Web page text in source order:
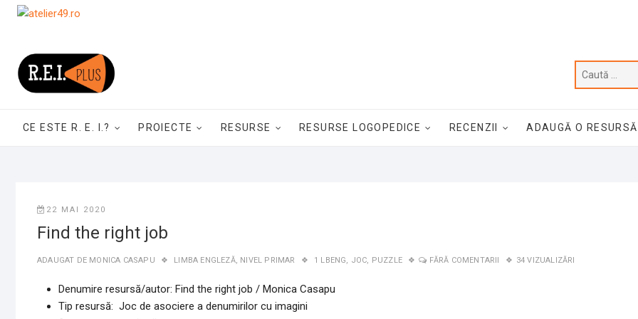
Skip
CE ESTE R. E. I.? PROIECTE RESURSE RESURSE LOGOPEDICE RECENZII ADAUGĂ O RESURSĂ
22 MAI 2020
Find the right job
ADAUGAT DE MONICA CASAPU LIMBA ENGLEZĂ, NIVEL PRIMAR 1 LBENG, JOC, PUZZLE FĂRĂ COMENTARII 34 VIZUALIZĂRI
Denumire resursă/autor: Find the right job / Monica Casapu
Tip resursă: Joc de asociere a denumirilor cu imagini